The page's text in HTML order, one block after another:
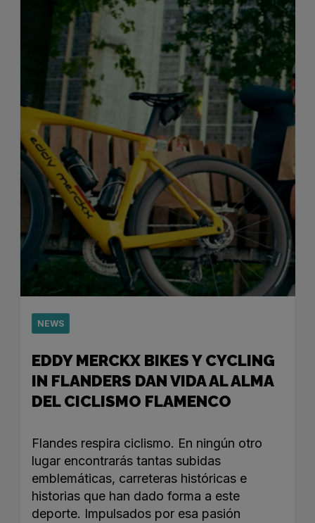
NEWS
EDDY MERCKX BIKES Y CYCLING
IN FLANDERS DAN VIDA AL ALMA
DEL CICLISMO FLAMENCO
Flandes respira ciclismo. En ningún otro
lugar encontrarás tantas subidas
emblemáticas, carreteras históricas e
historias que han dado forma a este
deporte. Impulsados por esa pasión